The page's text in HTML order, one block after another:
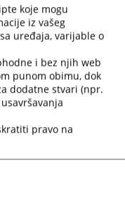
su Zakonom o
„Sl. Novine Federacije
koje mogu
iz vašeg
uređaja, varijable o
i bez njih web
punom obimu, dok
dodatne stvari (npr.
pravo na